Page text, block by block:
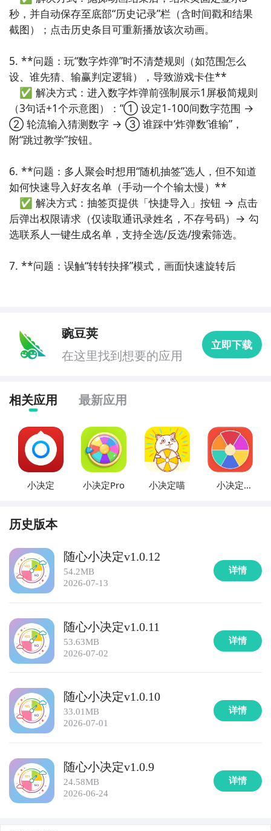
10. 《此刻决定》：强调“当下感”的时间感知型决策
APP，界面实时显示当前小时/天气/节气，并据此推荐
自然融入生活节律。
秒，并自动保存至底部“历史记录”栏（含时间戳和结果
截图）；点击历史条目可重新播放该次动画。
5. **问题：玩“数字炸弹”时不清楚规则（如范围怎么
设、谁先猜、输赢判定逻辑），导致游戏卡住**
✅ 解决方式：进入数字炸弹前强制展示1屏极简规则
（3句话+1个示意图）：“① 设定1-100间数字范围 →
② 轮流输入猜测数字 → ③ 谁踩中‘炸弹数’谁输”，
附“跳过教学”按钮。
6. **问题：多人聚会时想用“随机抽签”选人，但不知道
如何快速导入好友名单（手动一个个输太慢）**
✅ 解决方式：抽签页提供「快捷导入」按钮 → 点击
后弹出权限请求（仅读取通讯录姓名，不存号码）→ 勾
选联系人一键生成名单，支持全选/反选/搜索筛选。
7. **问题：误触“转转抉择”模式，画面快速旋转后
豌豆荚
在这里找到想要的应用
立即下载
相关应用 最新应用
小决定 小决定Pro 小决定喵
小决定
历史版本
随心小决定v1.0.12
54.2MB
2026-07-13
详情
随心小决定v1.0.11
53.63MB
2026-07-02
详情
随心小决定v1.0.10
33.01MB
2026-07-01
详情
随心小决定v1.0.9
24.58MB
2026-06-24
详情